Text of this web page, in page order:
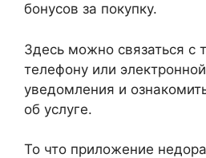
бонусов за покупку.
Здесь можно связаться с
телефону или
уведомления и
об услуге.
То что приложение